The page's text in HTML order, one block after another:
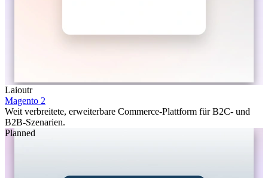
Laioutr
Magento 2
Weit verbreitete, erweiterbare Commerce-Plattform für B2C- und
B2B-Szenarien.
Planned